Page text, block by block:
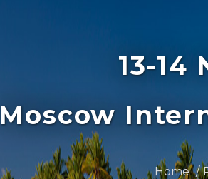
13-14
Moscow
Home